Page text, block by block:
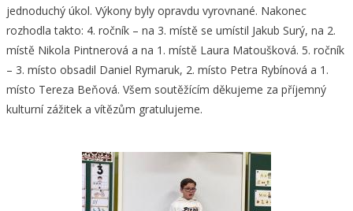
jednoduchý úkol. Výkony byly opravdu vyrovnané. Nakonec
rozhodla takto: 4. ročník – na 3. místě se umístil Jakub Surý, na 2.
místě Nikola Pintnerová a na 1. místě Laura Matoušková. 5. ročník
– 3. místo obsadil Daniel Rymaruk, 2. místo Petra Rybínová a 1.
místo Tereza Beňová. Všem soutěžícím děkujeme za příjemný
kulturní zážitek a vítězům gratulujeme.